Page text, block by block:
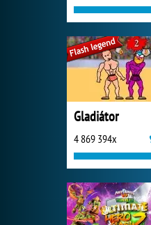
Gladiátor
4 869 394x